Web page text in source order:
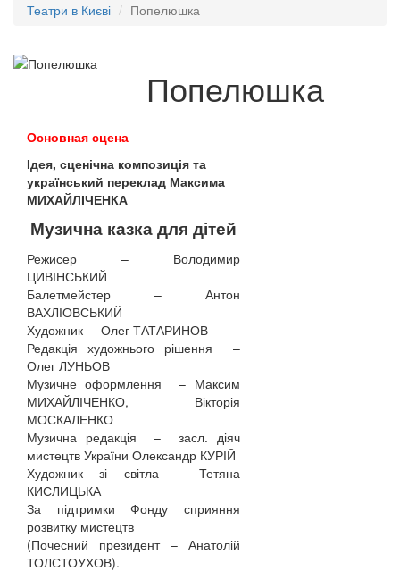
Театри в Києві Попелюшка
Попелюшка
Основная сцена
Ідея, сценічна композиція та
український переклад Максима
МИХАЙЛІЧЕНКА
Музична казка для дітей
Режисер – Володимир
ЦИВІНСЬКИЙ
Балетмейстер – Антон
ВАХЛІОВСЬКИЙ
Художник – Олег ТАТАРИНОВ
Редакція художнього рішення –
Олег ЛУНЬОВ
Музичне оформлення – Максим
МИХАЙЛІЧЕНКО, Вікторія
МОСКАЛЕНКО
Музична редакція – засл. діяч
мистецтв України Олександр КУРІЙ
Художник зі світла – Тетяна
КИСЛИЦЬКА
За підтримки Фонду сприяння
розвитку мистецтв
(Почесний президент – Анатолій
ТОЛСТОУХОВ).